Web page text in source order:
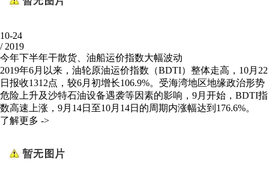
10-24
/ 2019
今年下半年干散货、油船运价指数大幅波动
2019年6月以来，油轮原油运价指数（BDTI）整体走高，10月22
日报收1312点，较6月初增长106.9%。受海湾地区地缘政治形势
危险上升及沙特石油设备遇袭等因素的影响，9月开始，BDTI指
数高速上涨，9月14日至10月14日的周期内涨幅达到176.6%。
了解更多 ->